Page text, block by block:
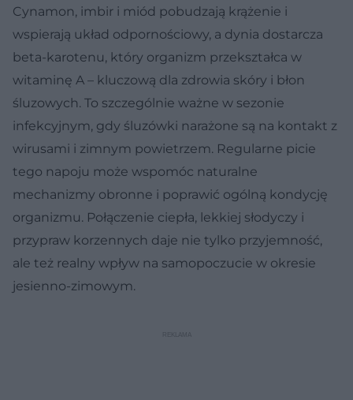
Cynamon, imbir i miód pobudzają krążenie i
wspierają układ odpornościowy, a dynia dostarcza
beta-karotenu, który organizm przekształca w
witaminę A – kluczową dla zdrowia skóry i błon
śluzowych. To szczególnie ważne w sezonie
infekcyjnym, gdy śluzówki narażone są na kontakt z
wirusami i zimnym powietrzem. Regularne picie
tego napoju może wspomóc naturalne
mechanizmy obronne i poprawić ogólną kondycję
organizmu. Połączenie ciepła, lekkiej słodyczy i
przypraw korzennych daje nie tylko przyjemność,
ale też realny wpływ na samopoczucie w okresie
jesienno-zimowym.